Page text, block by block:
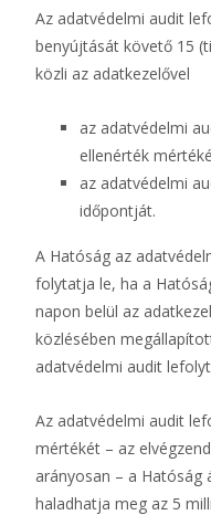
Az adatvédelmi audit
benyújtását követő 15
közli az adatkezelővel
az adatvédelmi
ellenérték
az adatvédelmi
időpontját.
A Hatóság az
folytatja le, ha a
napon belül az
közlésében
adatvédelmi audit
Az adatvédelmi audit
mértékét – az
arányosan – a Hatóság
haladhatja meg az 5